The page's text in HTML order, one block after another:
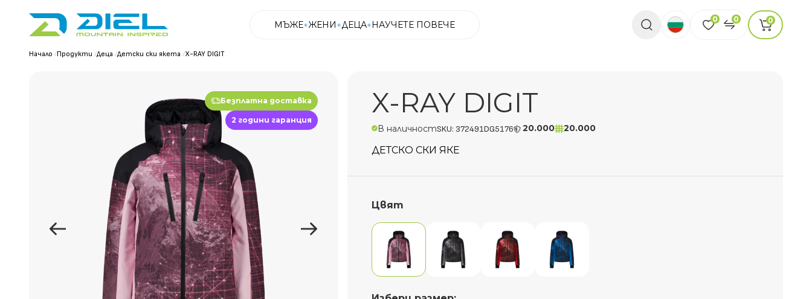
МЪЖЕ ЖЕНИ ДЕЦА НАУЧЕТЕ ПОВЕЧЕ
0 0 0
Начало /Продукти /Деца /Детски ски якета /X-RAY DIGIT
Безплатна доставка
2 години гаранция
X-RAY DIGIT
В наличностSKU: 372491DG5176 20.000 20.000
ДЕТСКО СКИ ЯКЕ
Цвят